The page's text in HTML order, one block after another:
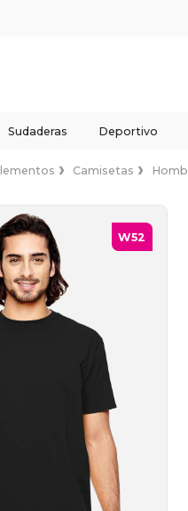
Sudaderas Deportivo
Camisetas
W52